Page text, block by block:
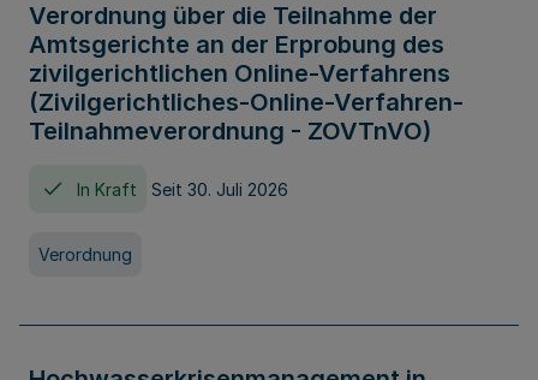
Verordnung über die Teilnahme der
Amtsgerichte an der Erprobung des
zivilgerichtlichen Online-Verfahrens
(Zivilgerichtliches-Online-Verfahren-
Teilnahmeverordnung - ZOVTnVO)
In Kraft Seit 30. Juli 2026
Verordnung